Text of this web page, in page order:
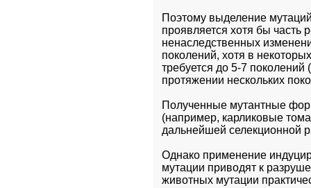
Поэтому выделение
проявляется хотя бы часть
ненаследственных
поколений, хотя в
требуется до 5-7
протяжении нескольких
Полученные мутантные
(например, карликовые
дальнейшей селекционной
Однако применение
мутации приводят к
животных мутации